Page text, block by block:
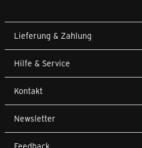
Lieferung & Zahlung
Hilfe & Service
Kontakt
Newsletter